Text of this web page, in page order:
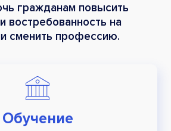
гражданам повысить
востребованность на
сменить профессию.
Обучение